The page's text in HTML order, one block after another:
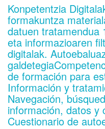
Konpetentzia
formakuntza
datuen tratamendua
eta informazioaren
digitalak.
de formación para
Información y
Navegación,
información, datos y
Cuestionario de